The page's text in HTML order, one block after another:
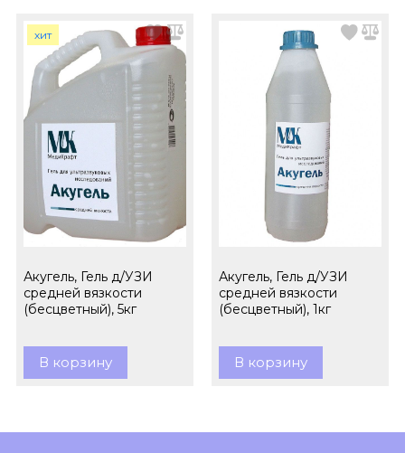
хит
Акугель, Гель д/УЗИ
средней вязкости
(бесцветный), 5кг
В корзину
Акугель, Гель д/УЗИ
средней вязкости
(бесцветный), 1кг
В корзину